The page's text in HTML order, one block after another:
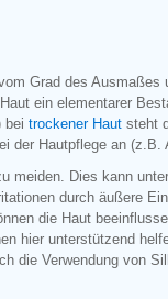
Grad des
ein elementarer
bei trockener Haut steht
der Hautpflege an (z.B.
meiden. Dies kann
durch äußere
die Haut
hier unterstützend
die Verwendung von